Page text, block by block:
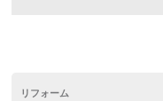
リフォーム